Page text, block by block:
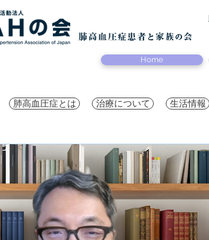
Home
肺高血圧症とは 治療について 生活情報